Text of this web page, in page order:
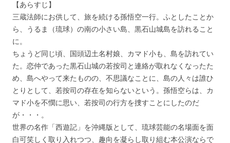
【あらすじ】
三蔵法師にお供して、旅を続ける孫悟空一行。ふとしたことか
ら、うるま（琉球）の南の小さい島、黒石山城島を訪れること
に。
ちょうど同じ頃、国頭辺土名村娘、カマド小も、島を訪れてい
た。恋仲であった黒石山城の若按司と連絡が取れなくなったた
め、島へやって来たものの、不思議なことに、島の人々は誰ひ
とりとして、若按司の存在を知らないという。孫悟空らは、カ
マド小を不憫に思い、若按司の行方を捜すことにしたのだ
が・・・。
世界の名作「西遊記」を沖縄版として、琉球芸能の名場面を面
白可笑しく取り入れつつ、趣向を凝らし取り組む本公演ならで